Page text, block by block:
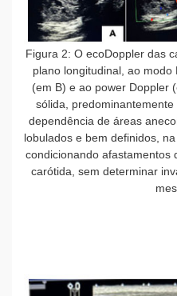
Figura 2: O ecoDoppler das
plano longitudinal, ao
(em B) e ao power Doppler
sólida,
dependência de áreas
lobulados e bem definidos,
condicionando afastamentos
carótida, sem determinar